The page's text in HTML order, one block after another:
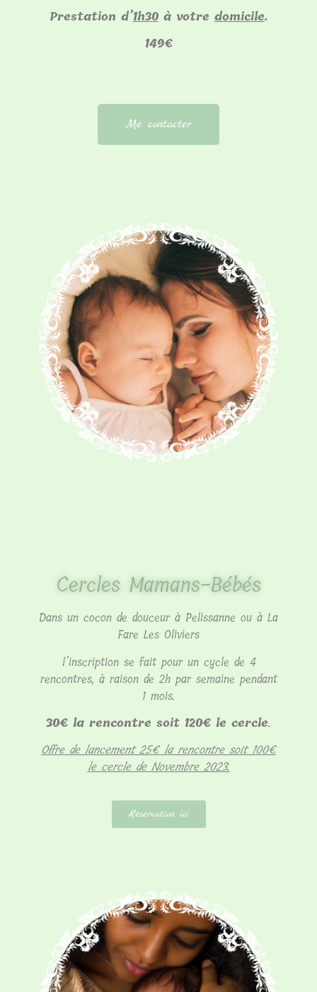
Prestation d’1h30à votredomicile.
149€
Me contacter
Cercles Mamans-Bébés
Dans un cocon de douceur à Pelissanne ou à La
Fare Les Oliviers
l’inscription se fait pour un cycle de 4
rencontres, à raison de 2h par semaine pendant
1 mois.
30€ la rencontre soit 120€ le cercle.
Offre de lancement 25€ la rencontre soit 100€
le cercle de Novembre 2023.
Réservation ici